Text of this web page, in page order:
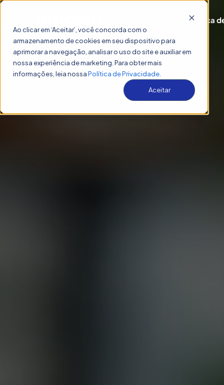
Ao clicar em ‘Aceitar’, você concorda com o
armazenamento de cookies em seu dispositivo para
aprimorar a navegação, analisar o uso do site e auxiliar em
nossa experiência de marketing. Para obter mais
informações, leia nossaPolítica de Privacidade
Aceitar
Acerca